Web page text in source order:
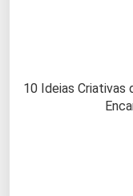
10 Ideias Criativas